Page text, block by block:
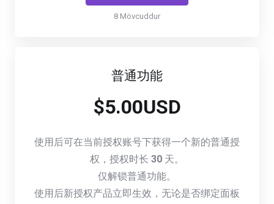
8 Mövcuddur
普通功能
$5.00USD
使用后可在当前授权账号下获得一个新的普通授
权，授权时长 30 天。
仅解锁普通功能。
使用后新授权产品立即生效，无论是否绑定面板